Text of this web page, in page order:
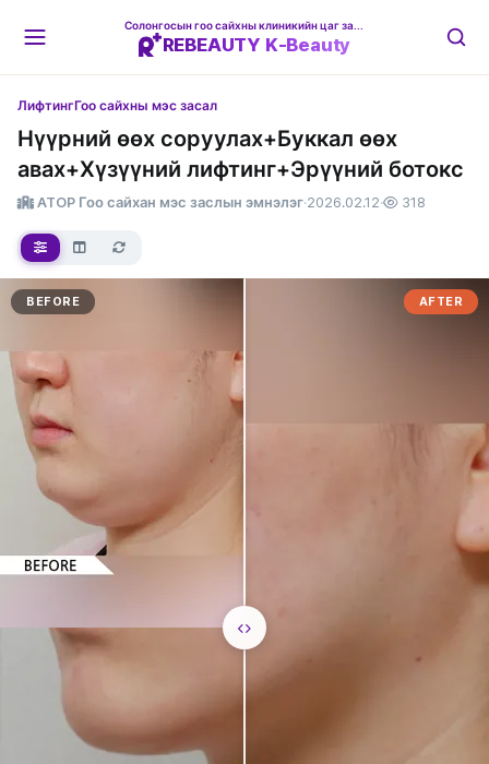
REBEAUTY K-Beauty
ЛифтингГоо сайхны мэс засал
Нүүрний өөх соруулах+Буккал өөх
авах+Хүзүүний лифтинг+Эрүүний ботокс
ATOP Гоо сайхан мэс заслын эмнэлэг·2026.02.12· 318
AFTER
BEFORE